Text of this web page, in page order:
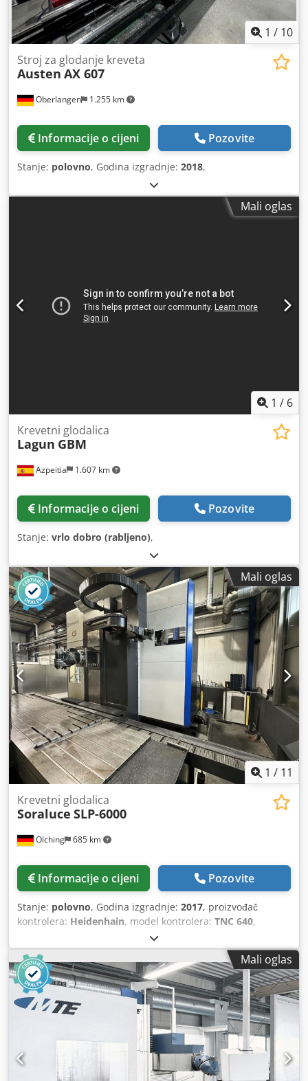
1 / 10
Oberlangen 1.255 km
Stroj za glodanje kreveta
Austen AX 607
Informacije o cijeni Pozovite
Stanje: polovno, Godina izgradnje: 2018,
Mali oglas
1 / 6
Azpeitia 1.607 km
Krevetni glodalica
Lagun GBM
Informacije o cijeni Pozovite
Stanje: vrlo dobro (rabljeno),
Mali oglas
1 / 11
Olching 685 km
Krevetni glodalica
Soraluce SLP-6000
Informacije o cijeni Pozovite
Stanje: polovno, Godina izgradnje: 2017, proizvođač
kontrolera: Heidenhain, model kontrolera: TNC 640,
Mali oglas